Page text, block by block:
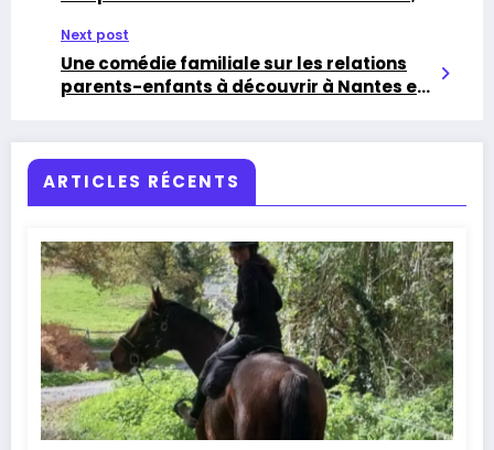
Next post
Une comédie familiale sur les relations
parents-enfants à découvrir à Nantes en
ARTICLES RÉCENTS